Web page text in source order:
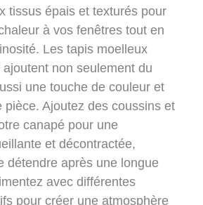
tissus épais et texturés pour
à vos fenêtres tout en
Les tapis moelleux
non seulement du
une touche de couleur et
pièce. Ajoutez des coussins et
canapé pour une
et décontractée,
détendre après une longue
avec différentes
pour créer une atmosphère